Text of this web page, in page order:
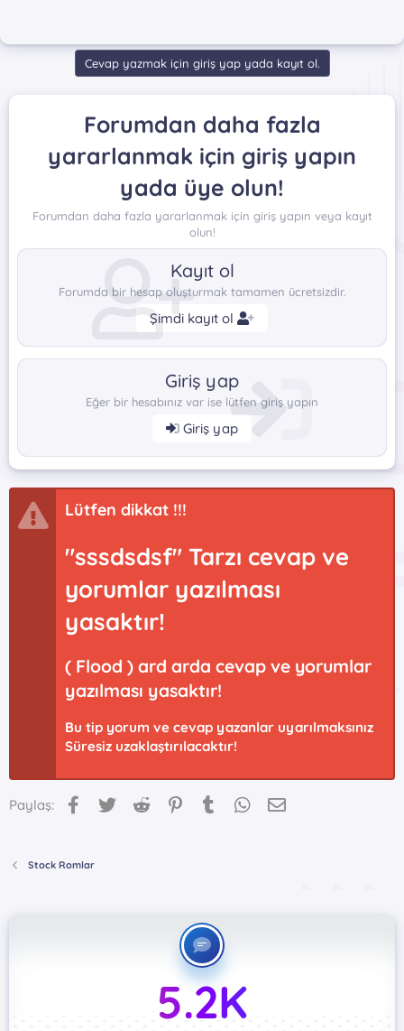
Cevap yazmak için giriş yap yada kayıt ol.
Forumdan daha fazla
yararlanmak için giriş yapın
yada üye olun!
Forumdan daha fazla yararlanmak için giriş yapın veya kayıt
olun!
Kayıt ol
Forumda bir hesap oluşturmak tamamen ücretsizdir.
Şimdi kayıt ol
Giriş yap
Eğer bir hesabınız var ise lütfen giriş yapın
Giriş yap
Lütfen dikkat !!!
"sssdsdsf" Tarzı cevap ve
yorumlar yazılması
yasaktır!
( Flood ) ard arda cevap ve yorumlar
yazılması yasaktır!
Bu tip yorum ve cevap yazanlar uyarılmaksınız
Süresiz uzaklaştırılacaktır!
Paylaş: Facebook
Twitter Reddit PinterestTumblr WhatsApp
Stock Romlar
5.2K